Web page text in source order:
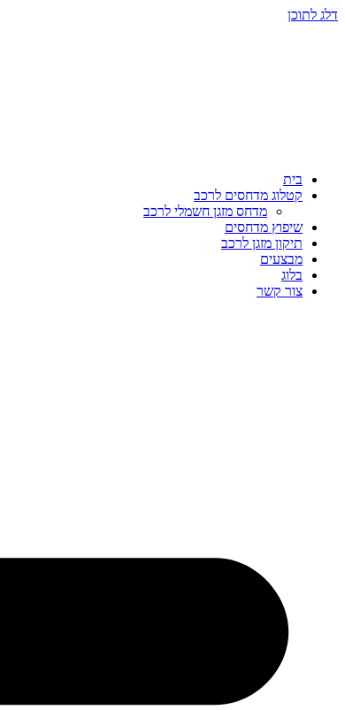
דלג לתוכן
בית
קטלוג מדחסים לרכב
מדחס מזגן חשמלי לרכב
שיפוץ מדחסים
תיקון מזגן לרכב
מבצעים
בלוג
צור קשר